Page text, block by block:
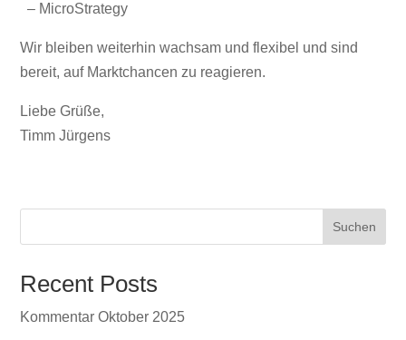
– MicroStrategy
Wir bleiben weiterhin wachsam und flexibel und sind
bereit, auf Marktchancen zu reagieren.
Liebe Grüße,
Timm Jürgens
Suchen
Recent Posts
Kommentar Oktober 2025